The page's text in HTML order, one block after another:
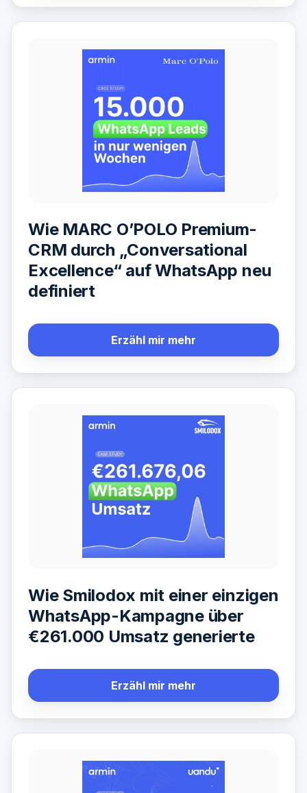
Wie MARC O’POLO Premium-
CRM durch „Conversational
Excellence“ auf WhatsApp neu
definiert
Erzähl mir mehr
Wie Smilodox mit einer einzigen
WhatsApp-Kampagne über
€261.000 Umsatz generierte
Erzähl mir mehr